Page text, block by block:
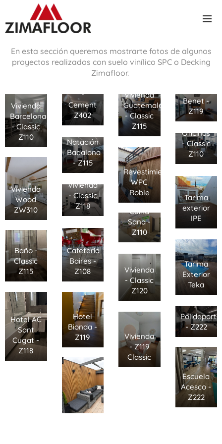
En esta sección queremos mostrarte fotos de algunos
proyectos realizados con suelo vinílico SPC o Decking
Zimafloor.
Vivienda
Barcelona
- Classic
Z110
Vivienda
-
Cement
Z402
Vivienda
Guatemala
- Classic
Z115
Benet -
Z119
Oficinas
- Classic
Z110
Natación
Badalona
- Z115
Revestimiento
WPC
Roble
Vivienda
Wood
ZW310
Tarima
exterior
IPE
Vivienda
- Classic
Z118
Restaurante
Cuina
Sana -
Z110
Cafeteria
Baires -
Z108
Baño -
Classic
Z115
Tarima
Exterior
Teka
Vivienda
- Classic
Z120
Hotel AC
Sant
Cugat -
Z118
Hotel
Bionda -
Z119
- Z222
Vivienda
- Z119
Classic
Escuela
Acesco -
Z222